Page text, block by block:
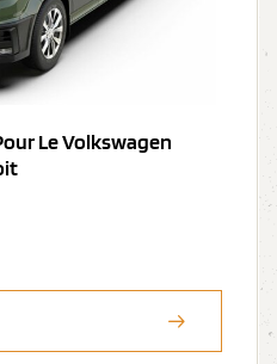
Le Volkswagen